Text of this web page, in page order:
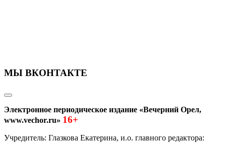
МЫ ВКОНТАКТЕ
Электронное периодическое издание «Вечерний Орел,
www.vechor.ru» 16+
Учредитель: Глазкова Екатерина, и.о. главного редактора: